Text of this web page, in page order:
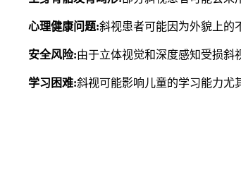
心理健康问题:斜视患者可能因为外貌上的
安全风险:由于立体视觉和深度感知受损斜
学习困难:斜视可能影响儿童的学习能力尤